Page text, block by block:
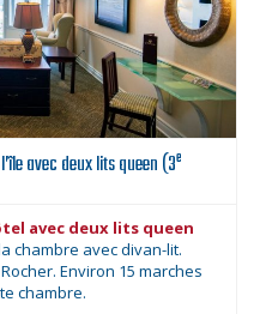
avec deux lits queen (3e
avec deux lits queen
chambre avec divan-lit.
Environ 15 marches
chambre.